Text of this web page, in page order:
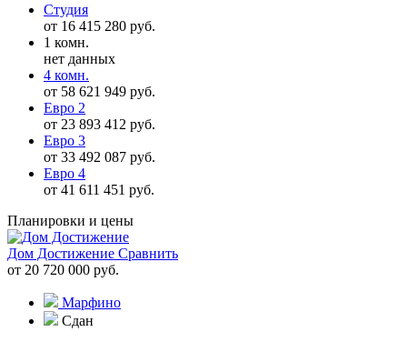
Студия
от 16 415 280 руб.
1 комн.
нет данных
4 комн.
от 58 621 949 руб.
Евро 2
от 23 893 412 руб.
Евро 3
от 33 492 087 руб.
Евро 4
от 41 611 451 руб.
Планировки и цены
Дом Достижение Сравнить
от 20 720 000 руб.
Марфино
Сдан